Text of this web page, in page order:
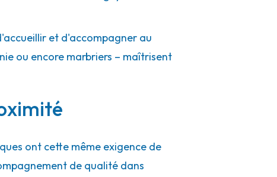
et d'accompagner au
ou encore marbriers – maîtrisent
ont cette même exigence de
de qualité dans